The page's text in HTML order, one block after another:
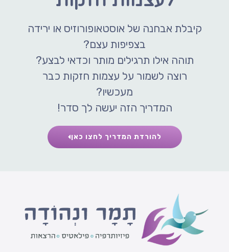
קיבלת אבחנה של אוסטאופורוזיס או ירידה
בצפיפות עצם?
תוהה אילו תרגילים מותר וכדאי לבצע?
רוצה לשמור על עצמות חזקות כבר
מעכשיו?
המדריך הזה יעשה לך סדר!
להורדת המדריך לחצו כאן